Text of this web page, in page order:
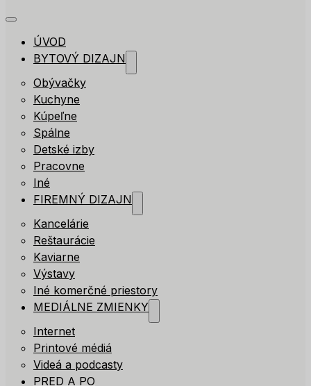
ÚVOD
BYTOVÝ DIZAJN
Obývačky
Kuchyne
Kúpeľne
Spálne
Detské izby
Pracovne
Iné
FIREMNÝ DIZAJN
Kancelárie
Reštaurácie
Kaviarne
Výstavy
Iné komerčné priestory
MEDIÁLNE ZMIENKY
Internet
Printové médiá
Videá a podcasty
PRED A PO